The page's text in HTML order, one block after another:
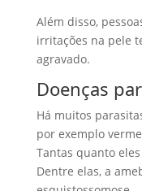
Além disso,
irritações na pele
agravado.
Doenças
Há muitos
por exemplo
Tantas quanto
Dentre elas, a